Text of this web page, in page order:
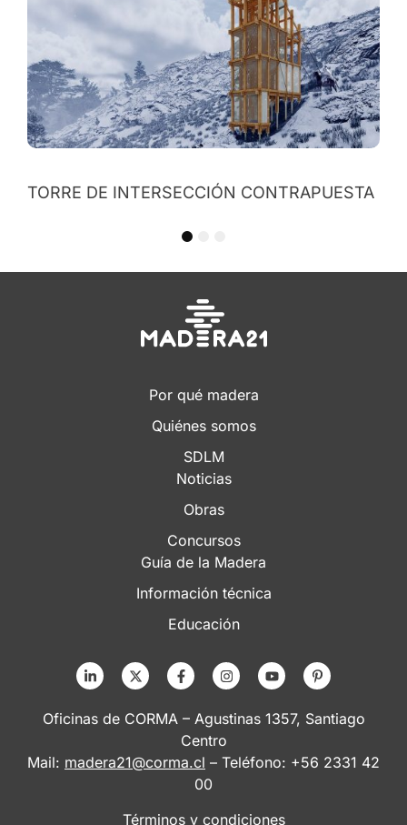
Por qué madera
Quiénes somos
SDLM
Noticias
Obras
Concursos
Guía de la Madera
Información técnica
Educación
Oficinas de CORMA – Agustinas 1357, Santiago
Centro
Mail: madera21@corma.cl – Teléfono: +56 2331 42
00
Términos y condiciones